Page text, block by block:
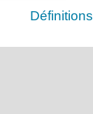
Définitions